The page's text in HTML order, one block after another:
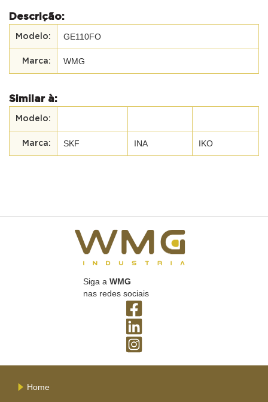
Descrição:
GE110FO
WMG
Similar à:
SKF INA IKO
Siga a WMG
nas redes sociais
Home